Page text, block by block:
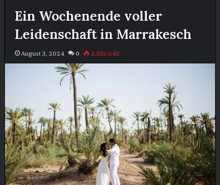
Ein Wochenende voller
Leidenschaft in Marrakesch
August 3, 2024 0 2.355.643